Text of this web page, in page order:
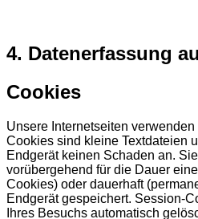
4. Datenerfassung
Cookies
Unsere Internetseiten verwenden
Cookies sind kleine Textdateien
Endgerät keinen Schaden an.
vorübergehend für die Dauer
Cookies) oder dauerhaft
Endgerät gespeichert. Session-
Ihres Besuchs automatisch